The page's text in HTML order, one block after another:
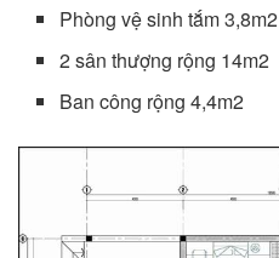
Phòng vệ sinh tắm 3,8m2
2 sân thượng rộng 14m2
Ban công rộng 4,4m2